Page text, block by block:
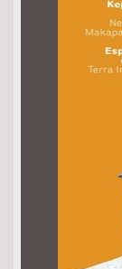
Área de